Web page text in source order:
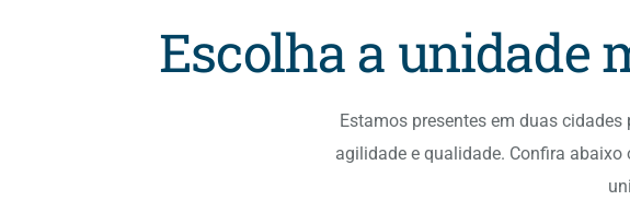
Escolha a unidade
Estamos presentes em duas
agilidade e qualidade. Confira abaixo